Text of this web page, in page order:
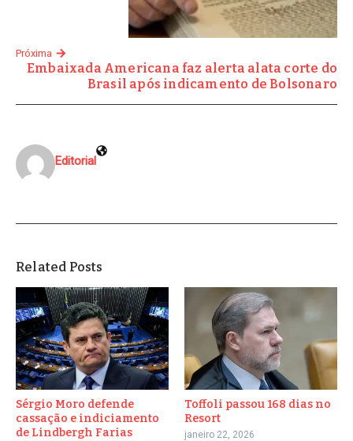
Próxima
Embaixada Americana faz alerta alata corte do
Brasil após indicamento de Bolsonaro
Editorial
Related Posts
Sérgio Moro defende
cassação e indiciamento
de Lindbergh Farias
Toffoli passou 168 dias no
Resort
janeiro 22, 2026